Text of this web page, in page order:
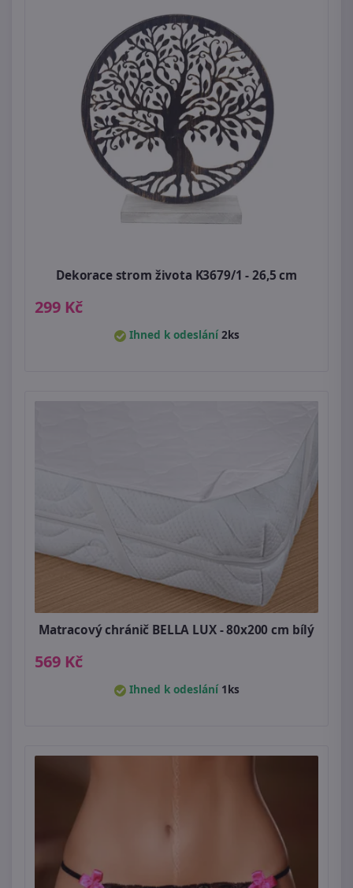
Dekorace strom života K3679/1 - 26,5 cm
299 Kč
Ihned k odeslání2ks
Matracový chránič BELLA LUX - 80x200 cm bílý
569 Kč
Ihned k odeslání 1ks